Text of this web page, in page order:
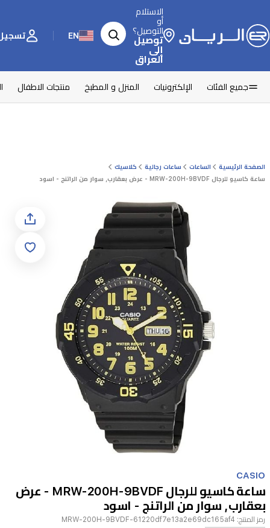
الاستلام
أو
التوصيل؟
توصيل
إلى
العراق
EN تسجيل
جميع الفئات الإلكترونيات المنزل و المطبخ منتجات الاطفال
الصفحة الرئيسية الساعات ساعات رجالية
كلاسيك
ساعة كاسيو للرجال MRW-200H-9BVDF - عرض بعقارب, سوار من الراتنج - اسود
1
1
CASIO
ساعة كاسيو للرجال MRW-200H-9BVDF - عرض
بعقارب, سوار من الراتنج - اسود
رمز المنتج: MRW-200H-9BVDF-61220df7e13a2e69dc165af4